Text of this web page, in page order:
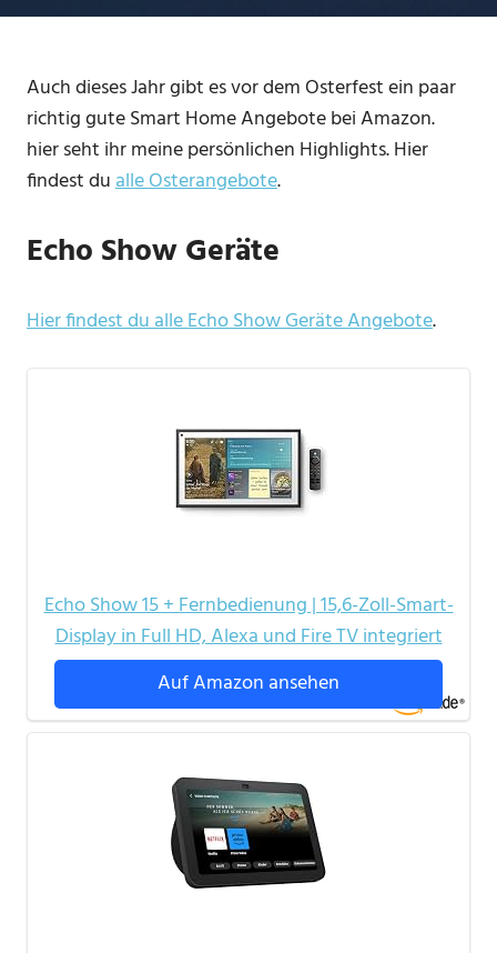
Auch dieses Jahr gibt es vor dem Osterfest ein paar
richtig gute Smart Home Angebote bei Amazon.
hier seht ihr meine persönlichen Highlights. Hier
findest dualle Osterangebote.
Echo Show Geräte
Hier findest du alle Echo Show Geräte Angebote.
Echo Show 15 + Fernbedienung | 15,6-Zoll-Smart-
Display in Full HD, Alexa und Fire TV integriert
Auf Amazon ansehen